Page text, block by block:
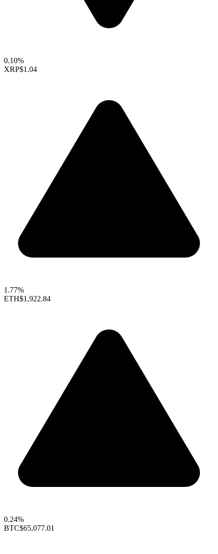
0.10%
XRP$1.04
1.77%
ETH$1,922.84
0.24%
BTC$65,077.01